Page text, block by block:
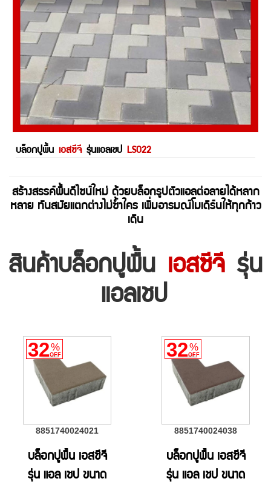
บล็อกปูพื้น เอสซีจีรุ่นแอลเชป LS022
สร้างสรรค์พื้นดีไซน์ใหม่ ด้วยบล็อกรูปตัวแอลต่อลายได้หลาก
หลาย ทันสมัยแตกต่างไม่ซ้ำใคร เพิ่มอารมณ์โมเดิร์นให้ทุกก้าว
เดิน
สินค้าบล็อกปูพื้น เอสซีจี รุ่น
แอลเชป
32%
OFF
8851740024021
บล็อกปูพื้น เอสซีจี
รุ่น แอล เชป ขนาด
32%
OFF
8851740024038
บล็อกปูพื้น เอสซีจี
รุ่น แอล เชป ขนาด